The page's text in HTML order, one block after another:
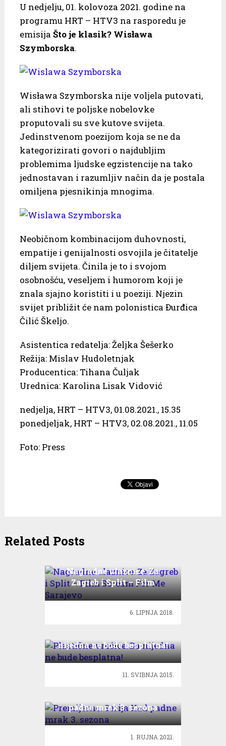
U nedjelju, 01. kolovoza 2021. godine na
programu HRT – HTV3 na rasporedu je
emisija Što je klasik? Wisława
Szymborska.
Wisława Szymborska nije voljela putovati,
ali stihovi te poljske nobelovke
proputovali su sve kutove svijeta.
Jedinstvenom poezijom koja se ne da
kategorizirati govori o najdubljim
problemima ljudske egzistencije na tako
jednostavan i razumljiv način da je postala
omiljena pjesnikinja mnogima.
Neobičnom kombinacijom duhovnosti,
empatije i genijalnosti osvojila je čitatelje
diljem svijeta. Činila je to i svojom
osobnošću, veseljem i humorom koji je
znala sjajno koristiti i u poeziji. Njezin
svijet približit će nam polonistica Đurđica
Čilić Škeljo.
Asistentica redatelja: Željka Šešerko
Režija: Mislav Hudoletnjak
Producentica: Tihana Čuljak
Urednica: Karolina Lisak Vidović
nedjelja, HRT – HTV3, 01.08.2021., 15.35
ponedjeljak, HRT – HTV3, 02.08.2021., 11.05
Foto: Press
Related Posts
Nagradne ulaznice: Za
Zagreb i Split – Film
Scream For Me Sarajevo
6. LIPNJA 2018.
nijedna ne bude besplatna!
11. SVIBNJA 2015.
padne mrak 3. sezona
1. RUJNA 2021.